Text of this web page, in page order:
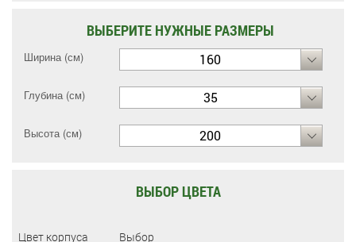
ВЫБЕРИТЕ НУЖНЫЕ РАЗМЕРЫ
Ширина (см) 160
Глубина (см) 35
Высота (см) 200
ВЫБОР ЦВЕТА
Цвет корпуса Выбор